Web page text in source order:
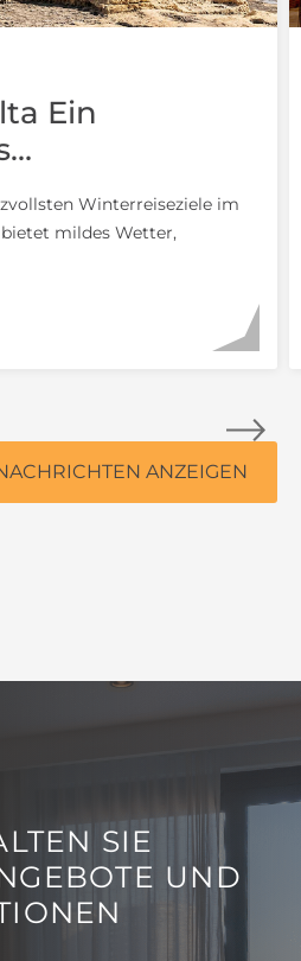
Ein
Winterreiseziele im
mildes Wetter,
ANZEIGEN
SIE
UND